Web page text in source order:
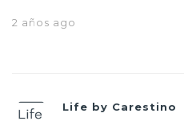
2 años ago
Life by Carestino